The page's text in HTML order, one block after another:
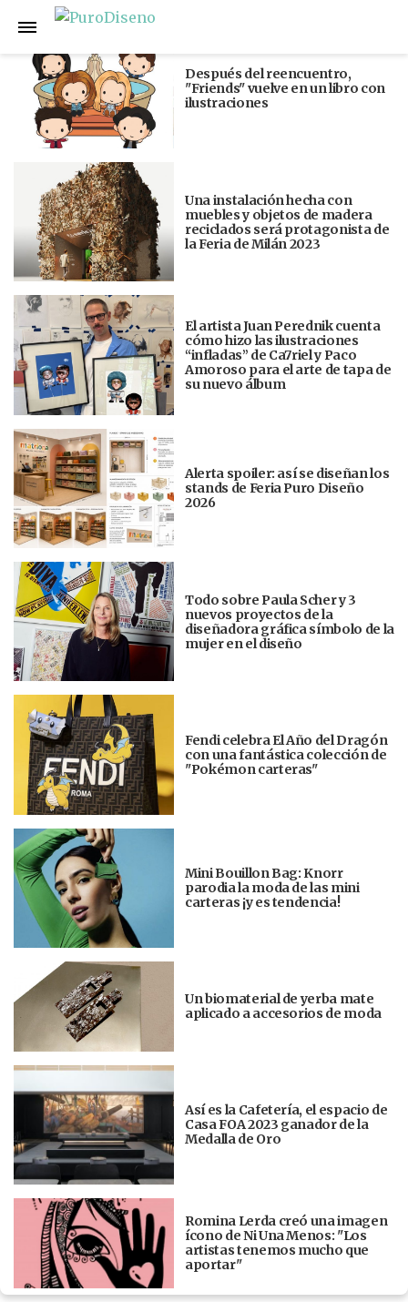
Anterior
Después del reencuentro,
"Friends" vuelve en un libro con
ilustraciones
Una instalación hecha con
muebles y objetos de madera
reciclados será protagonista de
la Feria de Milán 2023
El artista Juan Perednik cuenta
cómo hizo las ilustraciones
“infladas” de Ca7riel y Paco
Amoroso para el arte de tapa de
su nuevo álbum
Alerta spoiler: así se diseñan los
stands de Feria Puro Diseño
2026
Todo sobre Paula Scher y 3
nuevos proyectos de la
diseñadora gráfica símbolo de la
mujer en el diseño
Fendi celebra El Año del Dragón
con una fantástica colección de
"Pokémon carteras"
Mini Bouillon Bag: Knorr
parodia la moda de las mini
carteras ¡y es tendencia!
Un biomaterial de yerba mate
aplicado a accesorios de moda
Así es la Cafetería, el espacio de
Casa FOA 2023 ganador de la
Medalla de Oro
Romina Lerda creó una imagen
ícono de Ni Una Menos: "Los
artistas tenemos mucho que
aportar"
Siguiente